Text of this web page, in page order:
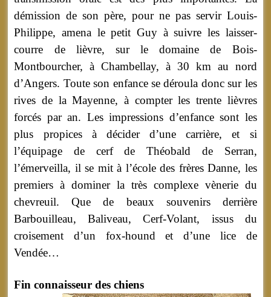
démission de son père, pour ne pas servir Louis-
Philippe, amena le petit Guy à suivre les laisser-
courre de lièvre, sur le domaine de Bois-
Montbourcher, à Chambellay, à 30 km au nord
d’Angers. Toute son enfance se déroula donc sur les
rives de la Mayenne, à compter les trente lièvres
forcés par an. Les impressions d’enfance sont les
plus propices à décider d’une carrière, et si
l’équipage de cerf de Théobald de Serran,
l’émerveilla, il se mit à l’école des frères Danne, les
premiers à dominer la très complexe vènerie du
chevreuil. Que de beaux souvenirs derrière
Barbouilleau, Baliveau, Cerf-Volant, issus du
croisement d’un fox-hound et d’une lice de
Vendée…
Fin connaisseur des chiens